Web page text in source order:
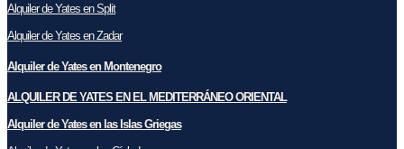
Alquiler de Yates en Split
Alquiler de Yates en Zadar
Alquiler de Yates en Montenegro
ALQUILER DE YATES EN EL MEDITERRÁNEO ORIENTAL
Alquiler de Yates en las Islas Griegas